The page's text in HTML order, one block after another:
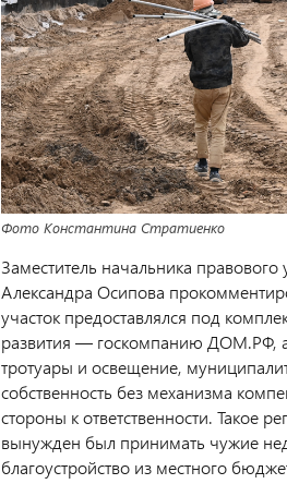
Фото Константина Стратиенко
Заместитель начальника
Александра Осипова
участок предоставлялся под
развития — госкомпанию ДОМ.РФ,
тротуары и освещение,
собственность без механизма
стороны к ответственности. Такое
вынужден был принимать чужие
благоустройство из местного